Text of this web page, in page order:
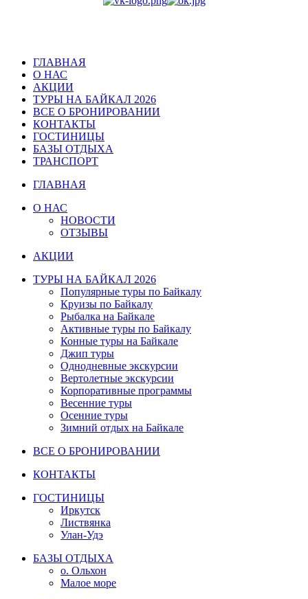
ГЛАВНАЯ
О НАС
АКЦИИ
ТУРЫ НА БАЙКАЛ 2026
ВСЕ О БРОНИРОВАНИИ
КОНТАКТЫ
ГОСТИНИЦЫ
БАЗЫ ОТДЫХА
ТРАНСПОРТ
ГЛАВНАЯ
О НАС
НОВОСТИ
ОТЗЫВЫ
АКЦИИ
ТУРЫ НА БАЙКАЛ 2026
Популярные туры по Байкалу
Круизы по Байкалу
Рыбалка на Байкале
Активные туры по Байкалу
Конные туры на Байкале
Джип туры
Однодневные экскурсии
Вертолетные экскурсии
Корпоративные программы
Весенние туры
Осенние туры
Зимний отдых на Байкале
ВСЕ О БРОНИРОВАНИИ
КОНТАКТЫ
ГОСТИНИЦЫ
Иркутск
Листвянка
Улан-Удэ
БАЗЫ ОТДЫХА
о. Ольхон
Малое море